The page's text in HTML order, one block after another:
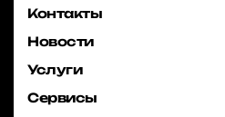
Контакты
Новости
Услуги
Сервисы